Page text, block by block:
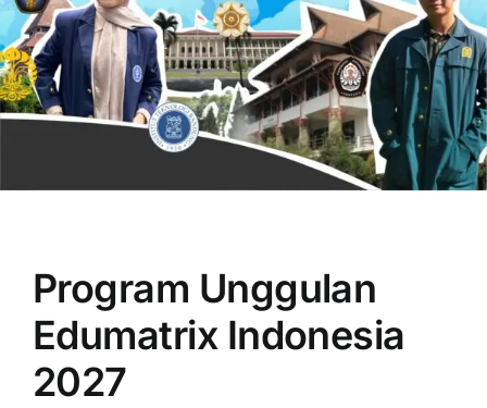
OUR PROGRAM
CONTACT US
Program Unggulan
Edumatrix Indonesia
2027